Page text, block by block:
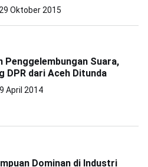
Oktober 2015
Penggelembungan Suara,
DPR dari Aceh Ditunda
April 2014
Dominan di Industri